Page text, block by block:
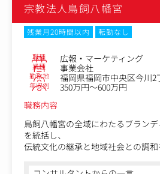
メールの導入）
・キャンペーン企画・準備/運用/
・メルマガ作成/配信、SNSコンテ
・会報誌の制作
・季節限定商品や福袋等のイベント
・顧客の声から商品開発の企画～
宗教法人鳥飼八幡宮
残業月20時間以内
転勤なし
職種 広報・マーケティング
業種 事業会社
勤務地 福岡県福岡市中央区今川2
年収例
350万円～600万円
職務内容
鳥飼八幡宮の全域にわたるブラン
を統括し、
伝統文化の継承と地域社会との調